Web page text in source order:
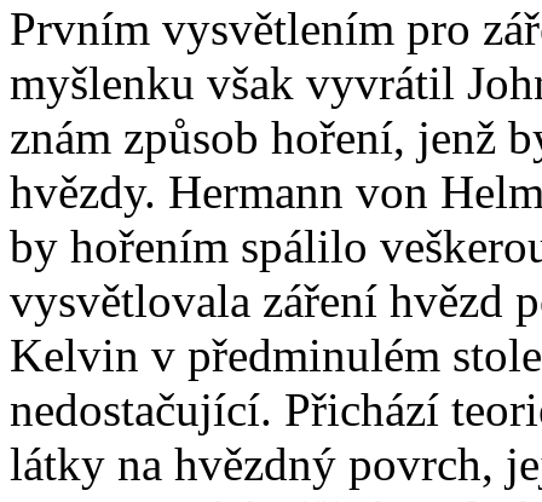
Prvním vysvětlením pro
myšlenku však vyvrátil
znám způsob hoření, jenž
hvězdy. Hermann von
by hořením spálilo
vysvětlovala záření hvězd
Kelvin v předminulém
nedostačující. Přichází
látky na hvězdný povrch,